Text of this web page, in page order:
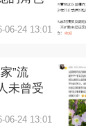
06-24 13:01
”流
未曾受
06-24 13:01